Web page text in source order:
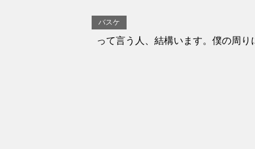
バスケ
って言う人、結構います。僕の周